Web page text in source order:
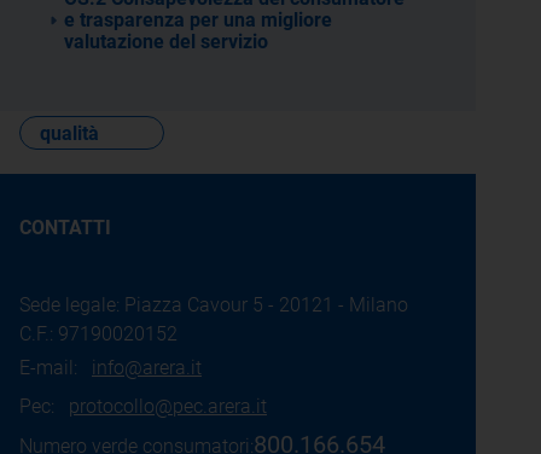
e trasparenza per una migliore
valutazione del servizio
qualità
CONTATTI
Sede legale: Piazza Cavour 5 - 20121 - Milano
C.F.: 97190020152
E-mail: info@arera.it
Pec: protocollo@pec.arera.it
Numero verde consumatori:800.166.654